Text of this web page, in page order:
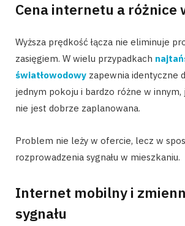
Cena internetu a różnice
Wyższa prędkość łącza nie eliminuje
zasięgiem. W wielu przypadkach
światłowodowy zapewnia identyczne
jednym pokoju i bardzo różne w innym,
nie jest dobrze zaplanowana.
Problem nie leży w ofercie, lecz w
rozprowadzenia sygnału w mieszkaniu.
Internet mobilny i
sygnału